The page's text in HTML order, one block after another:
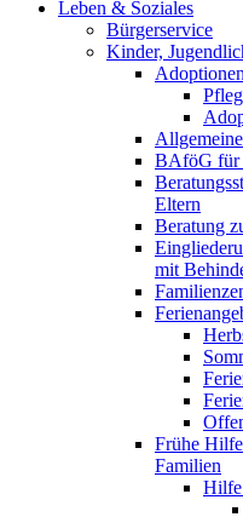
Leben & Soziales
Bürgerservice
Kinder,
BAföG für
Eltern
Beratung
mit
Frühe
Familien
Hilfe